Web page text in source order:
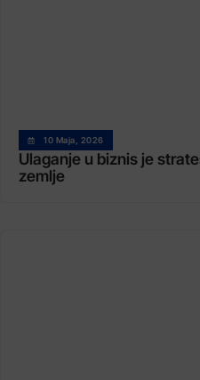
10 Maja, 2026
Ulaganje u biznis je
zemlje